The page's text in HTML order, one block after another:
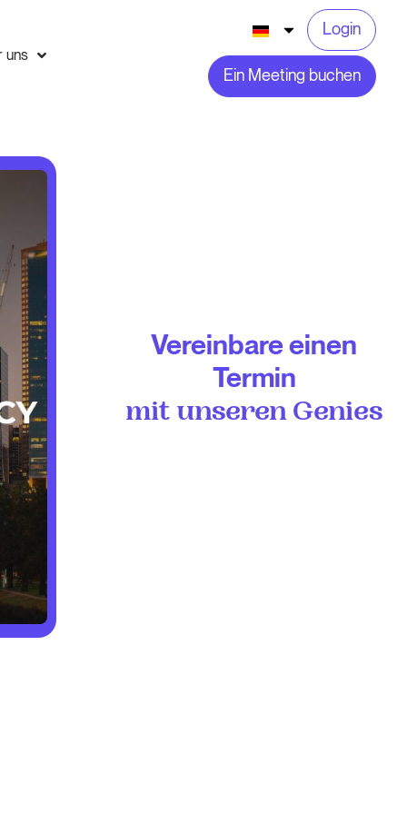
uns
Login
Ein Meeting buchen
Vereinbare einen
Termin
mit unseren Genies